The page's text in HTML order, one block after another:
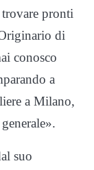
pronti
di
conosco
a
a Milano,
suo